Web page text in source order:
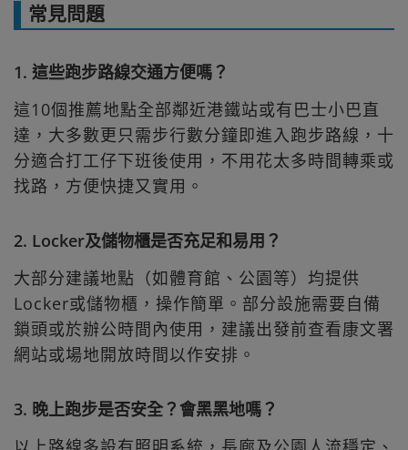
常見問題
1. 這些跑步路線交通方便嗎？
這10個推薦地點全部鄰近港鐵站或有巴士小巴直
達，大多數更只需步行數分鐘即進入跑步路線，十
分適合打工仔下班後使用，不用花太多時間轉乘或
找路，方便快捷又實用。
2. Locker及儲物櫃是否充足和易用？
大部分建議地點（如體育館、公園等）均提供
Locker或儲物櫃，操作簡單。部分設施需要自備
鎖頭或於辦公時間內使用，建議出發前查看康文署
網站或場地開放時間以作安排。
3. 晚上跑步是否安全？會黑黑地嗎？